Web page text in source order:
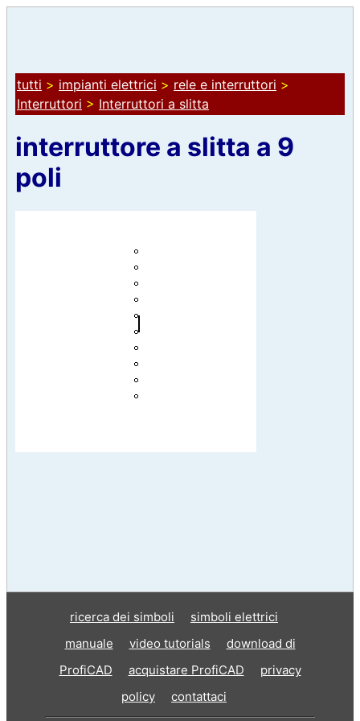
tutti > impianti elettrici > rele e interruttori >
Interruttori > Interruttori a slitta
interruttore a slitta a 9
poli
ricerca dei simboli
simboli elettrici
manuale
video tutorials
download di
ProfiCAD
acquistare ProfiCAD
privacy
policy
contattaci